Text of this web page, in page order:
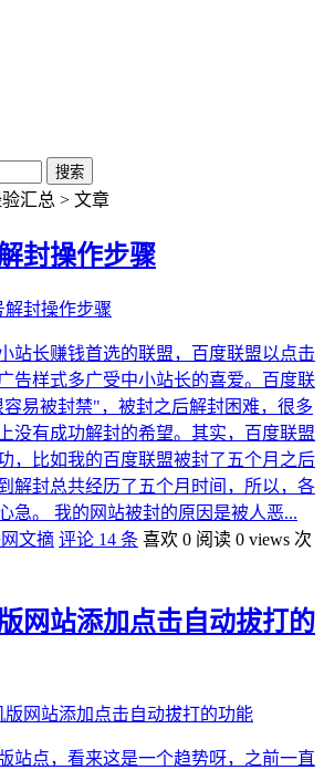
汇总 > 文章
封操作步骤
站长赚钱首选的联盟，百度联盟以点击
告样式多广受中小站长的喜爱。百度联
易被封禁"，被封之后解封困难，很多
没有成功解封的希望。其实，百度联盟
，比如我的百度联盟被封了五个月之后
解封总共经历了五个月时间，所以，各
急。 我的网站被封的原因是被人恶...
文摘 评论 14 条 喜欢 0 阅读 0 views 次
网站添加点击自动拔打的
站点，看来这是一个趋势呀，之前一直